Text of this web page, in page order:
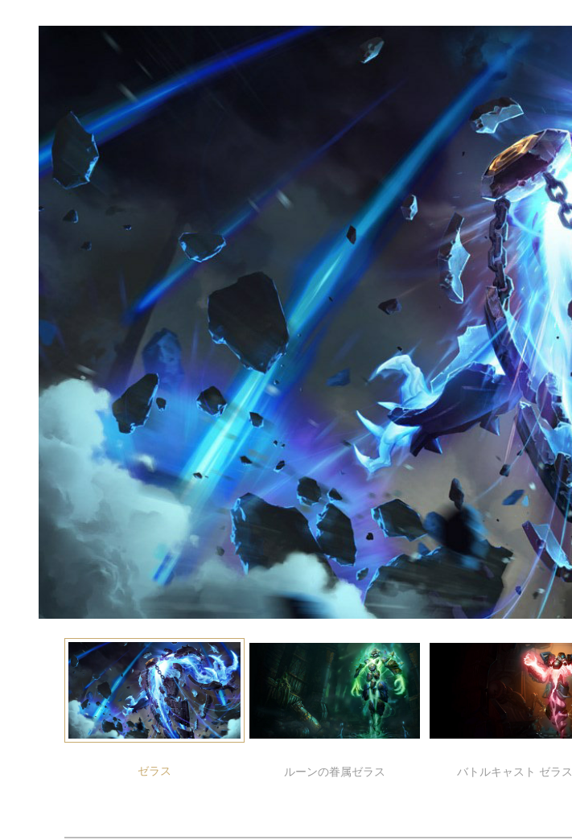
ゼラス ルーンの眷属ゼラス バトルキャスト ゼラス